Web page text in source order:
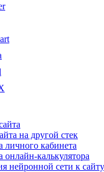
на другой стек
личного кабинета
онлайн-калькулятора
нейронной сети к сайту